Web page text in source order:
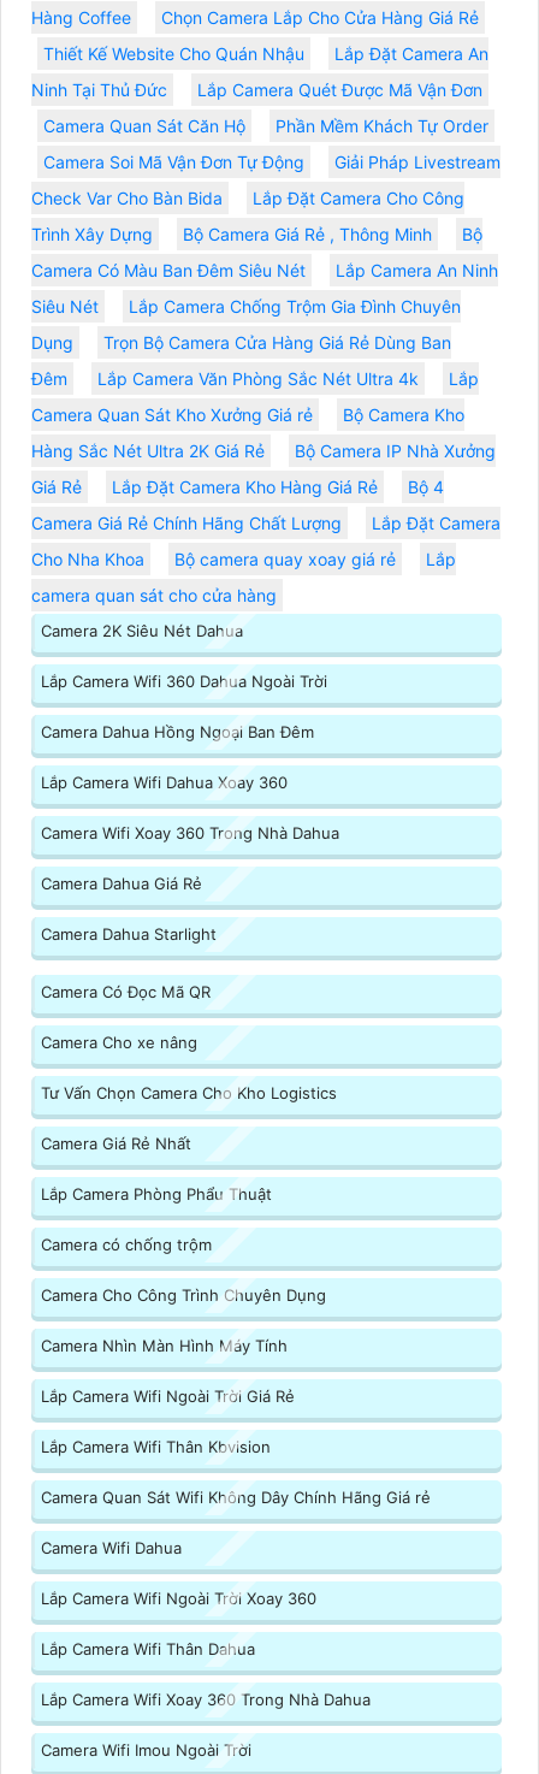
Hàng Coffee
Chọn Camera Lắp Cho Cửa Hàng Giá Rẻ
Thiết Kế Website Cho Quán Nhậu
Lắp Đặt Camera An
Ninh Tại Thủ Đức
Lắp Camera Quét Được Mã Vận Đơn
Camera Quan Sát Căn Hộ
Phần Mềm Khách Tự Order
Camera Soi Mã Vận Đơn Tự Động
Giải Pháp Livestream
Check Var Cho Bàn Bida
Lắp Đặt Camera Cho Công
Trình Xây Dựng
Bộ Camera Giá Rẻ , Thông Minh
Bộ
Camera Có Màu Ban Đêm Siêu Nét
Lắp Camera An Ninh
Siêu Nét
Lắp Camera Chống Trộm Gia Đình Chuyên
Dụng
Trọn Bộ Camera Cửa Hàng Giá Rẻ Dùng Ban
Đêm
Lắp Camera Văn Phòng Sắc Nét Ultra 4k
Lắp
Camera Quan Sát Kho Xưởng Giá rẻ
Bộ Camera Kho
Hàng Sắc Nét Ultra 2K Giá Rẻ
Bộ Camera IP Nhà Xưởng
Giá Rẻ
Lắp Đặt Camera Kho Hàng Giá Rẻ
Bộ 4
Camera Giá Rẻ Chính Hãng Chất Lượng
Lắp Đặt Camera
Cho Nha Khoa
Bộ camera quay xoay giá rẻ
Lắp
camera quan sát cho cửa hàng
Camera 2K Siêu Nét Dahua
Lắp Camera Wifi 360 Dahua Ngoài Trời
Camera Dahua Hồng Ngoại Ban Đêm
Lắp Camera Wifi Dahua Xoay 360
Camera Wifi Xoay 360 Trong Nhà Dahua
Camera Dahua Giá Rẻ
Camera Dahua Starlight
Camera Có Đọc Mã QR
Camera Cho xe nâng
Tư Vấn Chọn Camera Cho Kho Logistics
Camera Giá Rẻ Nhất
Lắp Camera Phòng Phẩu Thuật
Camera có chống trộm
Camera Cho Công Trình Chuyên Dụng
Camera Nhìn Màn Hình Máy Tính
Lắp Camera Wifi Ngoài Trời Giá Rẻ
Lắp Camera Wifi Thân Kbvision
Camera Quan Sát Wifi Không Dây Chính Hãng Giá rẻ
Camera Wifi Dahua
Lắp Camera Wifi Ngoài Trời Xoay 360
Lắp Camera Wifi Thân Dahua
Lắp Camera Wifi Xoay 360 Trong Nhà Dahua
Camera Wifi Imou Ngoài Trời